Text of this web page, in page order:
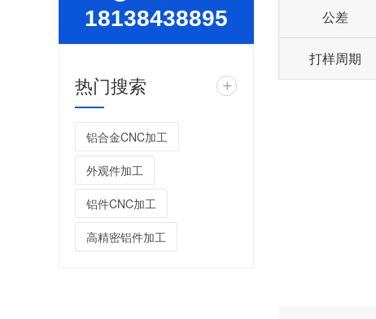
公差
打样周期
18138438895
热门搜索 +
铝合金CNC加工
外观件加工
铝件CNC加工
高精密铝件加工